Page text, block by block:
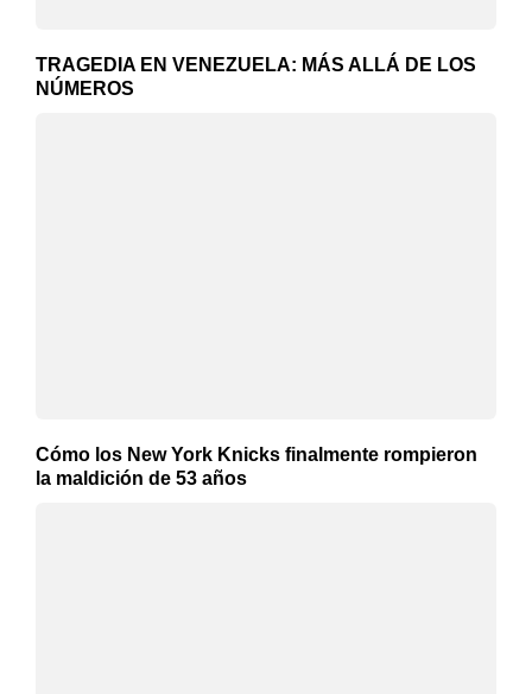
TRAGEDIA EN VENEZUELA: MÁS ALLÁ DE LOS
NÚMEROS
Cómo los New York Knicks finalmente rompieron
la maldición de 53 años